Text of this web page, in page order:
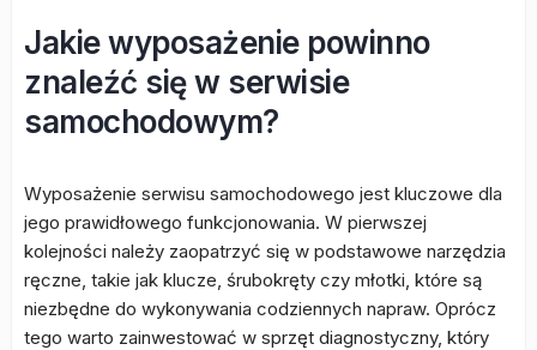
Jakie wyposażenie powinno
znaleźć się w serwisie
samochodowym?
Wyposażenie serwisu samochodowego jest kluczowe dla
jego prawidłowego funkcjonowania. W pierwszej
kolejności należy zaopatrzyć się w podstawowe narzędzia
ręczne, takie jak klucze, śrubokręty czy młotki, które są
niezbędne do wykonywania codziennych napraw. Oprócz
tego warto zainwestować w sprzęt diagnostyczny, który